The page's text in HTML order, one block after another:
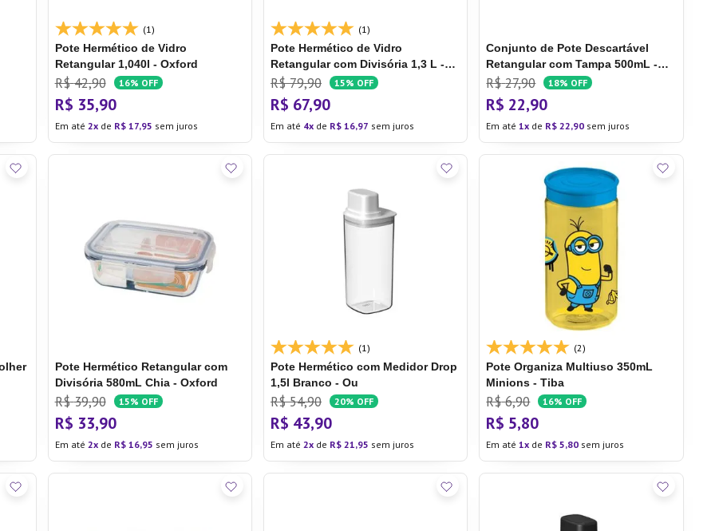
(1)
Pote Hermético de Vidro
Retangular 1,040l - Oxford
R$ 42,90 16% OFF
R$ 35,90
Em até 2 de R$ 17,95 sem juros
(1)
Pote Hermético de Vidro
Retangular com Divisória 1,3 L -
Oxford Porcelanas
R$ 79,90 15% OFF
R$ 67,90
Em até 4 de R$ 16,97 sem juros
Conjunto de Pote Descartável
Retangular com Tampa 500mL -
Prafesta
R$ 27,90 18% OFF
R$ 22,90
Em até1 de R$ 22,90 sem juros
Pote Hermético Retangular com
Divisória 580mL Chia - Oxford
R$ 39,90 15% OFF
R$ 33,90
Em até 2 de R$ 16,95 sem juros
(1)
Pote Hermético com Medidor Drop
1,5l Branco - Ou
R$ 54,90 20% OFF
R$ 43,90
Em até 2 de R$ 21,95 sem juros
(2)
Pote Organiza Multiuso 350mL
Minions - Tiba
R$ 6,90 16% OFF
R$ 5,80
Em até1 de R$ 5,80 sem juros